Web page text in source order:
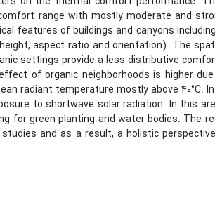
range with mostly moderate and
features of buildings and canyons
height, aspect ratio and orientation). The
settings provide a less distributive
of organic neighborhoods is higher
radiant temperature mostly above
to shortwave solar radiation. In this
for green planting and water bodies.
and as a result, a holistic